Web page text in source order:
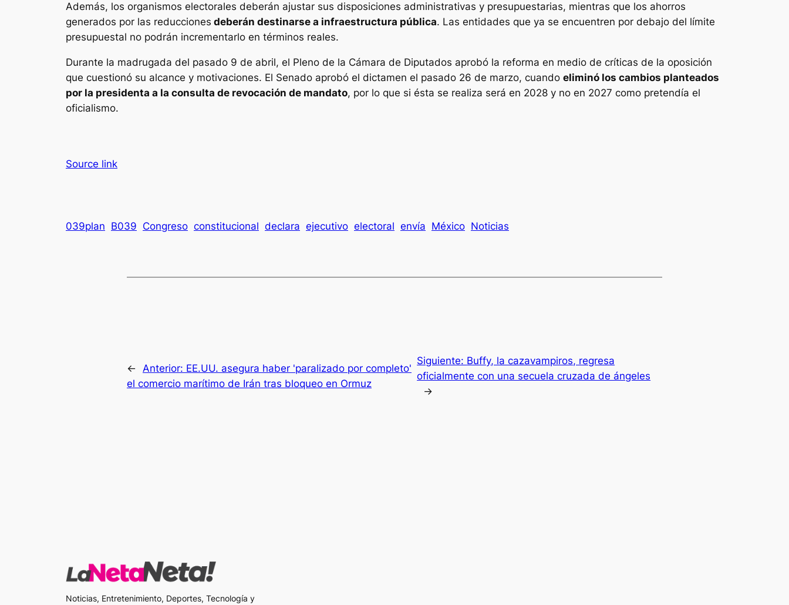
Además, los organismos electorales deberán ajustar sus disposiciones administrativas y presupuestarias, mientras que los ahorros
generados por las reducciones deberán destinarse a infraestructura pública. Las entidades que ya se encuentren por debajo del límite
presupuestal no podrán incrementarlo en términos reales.
Durante la madrugada del pasado 9 de abril, el Pleno de la Cámara de Diputados aprobó la reforma en medio de críticas de la oposición
que cuestionó su alcance y motivaciones. El Senado aprobó el dictamen el pasado 26 de marzo, cuando eliminó los cambios planteados
por la presidenta a la consulta de revocación de mandato, por lo que si ésta se realiza será en 2028 y no en 2027 como pretendía el
oficialismo.
Source link
039plan B039 Congreso constitucional declara ejecutivo electoral envía México Noticias
← Anterior: EE.UU. asegura haber 'paralizado por completo'
el comercio marítimo de Irán tras bloqueo en Ormuz
Siguiente: Buffy, la cazavampiros, regresa
oficialmente con una secuela cruzada de ángeles
→
Noticias, Entretenimiento, Deportes, Tecnología y